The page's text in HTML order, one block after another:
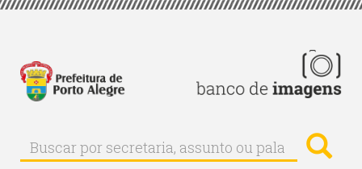
Pular
principal
Buscar
Buscar
por